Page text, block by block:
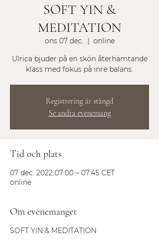
SOFT YIN &
MEDITATION
ons 07 dec.
  |
online
Ulrica bjuder på en skön återhämtande
Registrering är stängd
Se andra evenemang
Tid och plats
07 dec. 2022 07:00 – 07:45 CET
online
Om evenemanget
SOFT YIN & MEDITATION